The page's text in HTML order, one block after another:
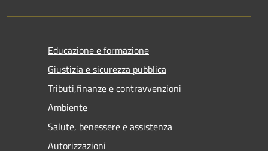
Educazione e formazione
Giustizia e sicurezza pubblica
Tributi,finanze e contravvenzioni
Ambiente
Salute, benessere e assistenza
Autorizzazioni